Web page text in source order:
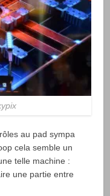
au pad sympa
cela semble un
telle machine :
une partie entre